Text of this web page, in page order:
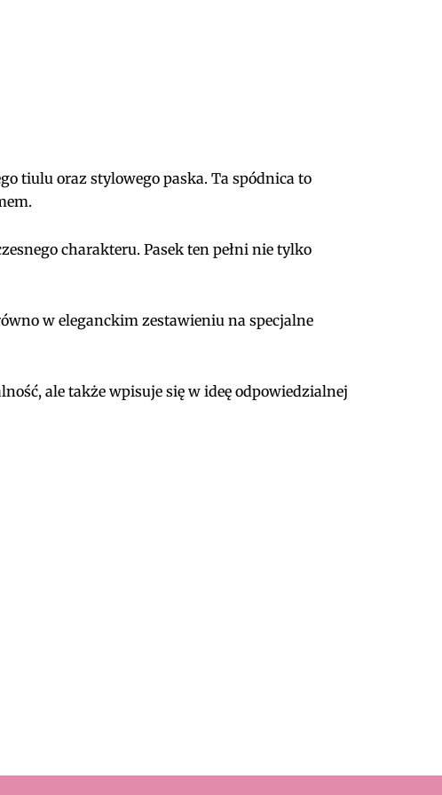
tiulu oraz stylowego paska. Ta spódnica to
charakteru. Pasek ten pełni nie tylko
w eleganckim zestawieniu na specjalne
ale także wpisuje się w ideę odpowiedzialnej